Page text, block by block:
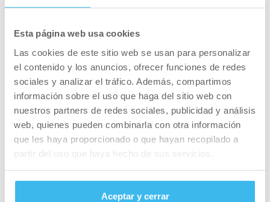
Esta página web usa cookies
Las cookies de este sitio web se usan para personalizar
el contenido y los anuncios, ofrecer funciones de redes
sociales y analizar el tráfico. Además, compartimos
información sobre el uso que haga del sitio web con
nuestros partners de redes sociales, publicidad y análisis
web, quienes pueden combinarla con otra información
que les haya proporcionado o que hayan recopilado a
partir del uso que haya hecho de sus servicios.
Aceptar y cerrar
conservan en la nevera. Corto toda la comida
tan pequeña que solo necesito un tenedor para
siempre es muy cómodo. Pero tienes que
prestar atención a los vegetales, carne, pescado
y patatas: Cada alimento se debe cortar en una
tabla limpia para que el periodo de vida de los
alimentos sea mucho mayor. Las fiambreras de
los ingredientes de una comida deben estar
posible. Durante el verano o cuando viajas,
congelo algunas fiambreras para que la comida